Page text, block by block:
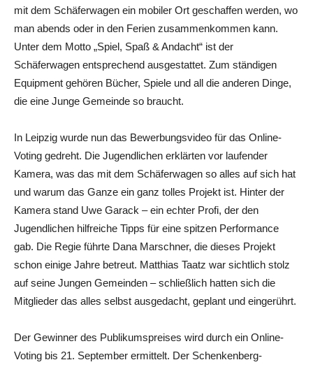
mit dem Schäferwagen ein mobiler Ort geschaffen werden, wo
man abends oder in den Ferien zusammenkommen kann.
Unter dem Motto „Spiel, Spaß & Andacht“ ist der
Schäferwagen entsprechend ausgestattet. Zum ständigen
Equipment gehören Bücher, Spiele und all die anderen Dinge,
die eine Junge Gemeinde so braucht.
In Leipzig wurde nun das Bewerbungsvideo für das Online-
Voting gedreht. Die Jugendlichen erklärten vor laufender
Kamera, was das mit dem Schäferwagen so alles auf sich hat
und warum das Ganze ein ganz tolles Projekt ist. Hinter der
Kamera stand Uwe Garack – ein echter Profi, der den
Jugendlichen hilfreiche Tipps für eine spitzen Performance
gab. Die Regie führte Dana Marschner, die dieses Projekt
schon einige Jahre betreut. Matthias Taatz war sichtlich stolz
auf seine Jungen Gemeinden – schließlich hatten sich die
Mitglieder das alles selbst ausgedacht, geplant und eingerührt.
Der Gewinner des Publikumspreises wird durch ein Online-
Voting bis 21. September ermittelt. Der Schenkenberg-